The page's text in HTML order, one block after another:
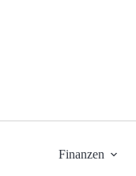
Finanzen